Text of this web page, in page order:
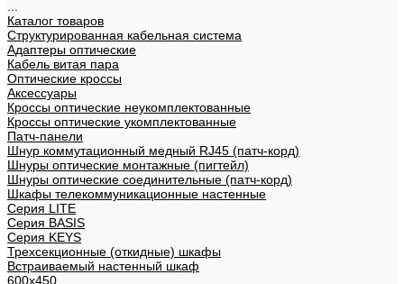
Каталог товаров
Структурированная кабельная система
Адаптеры оптические
Кабель витая пара
Оптические кроссы
Аксессуары
Кроссы оптические неукомплектованные
Кроссы оптические укомплектованные
Патч-панели
Шнур коммутационный медный RJ45 (патч-корд)
Шнуры оптические монтажные (пигтейл)
Шнуры оптические соединительные (патч-корд)
Шкафы телекоммуникационные настенные
Cерия LITE
Cерия BASIS
Cерия KEYS
Трехсекционные (откидные) шкафы
Встраиваемый настенный шкаф
600x450